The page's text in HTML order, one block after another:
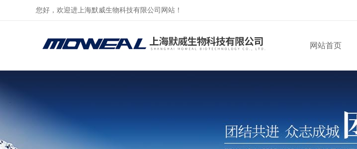
您好，欢迎进上海默威生物科技有限公司网站！
网站首页